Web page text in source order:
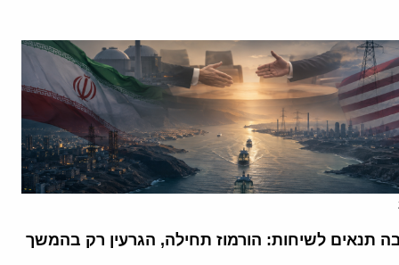
תנאים לשיחות: הורמוז תחילה, הגרעין רק בהמשך